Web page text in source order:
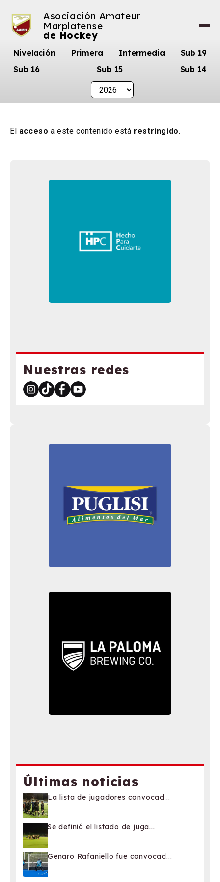
Asociación Amateur
Marplatense
de Hockey
Nivelación Primera Intermedia
Sub 19
Sub 16
Sub 15 Sub 14
Nuestras redes
El acceso a este contenido está restringido.
Últimas noticias
La lista de jugadores convocad...
Se definió el listado de juga...
Genaro Rafaniello fue convocad...